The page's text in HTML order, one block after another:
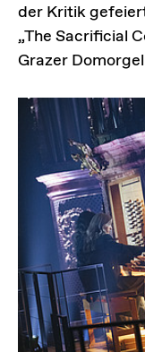
der Kritik
„The Sacrificial
Grazer